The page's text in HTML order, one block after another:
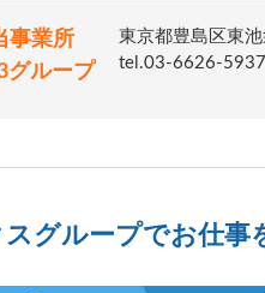
事業所
グループ
東京都豊島区東
tel.03-6626-
グループでお仕事